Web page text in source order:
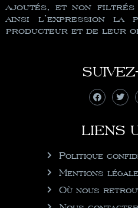
ajoutés, et non filtrés
ainsi l’expression la
producteur et de leur
LIENS
Politique
Mentions
Où nous